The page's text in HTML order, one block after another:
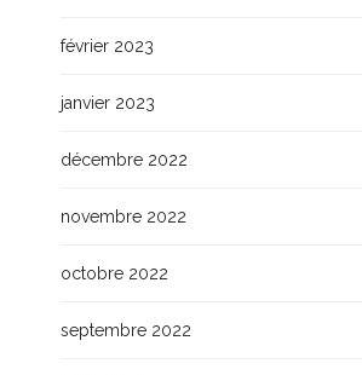
février 2023
janvier 2023
décembre 2022
novembre 2022
octobre 2022
septembre 2022